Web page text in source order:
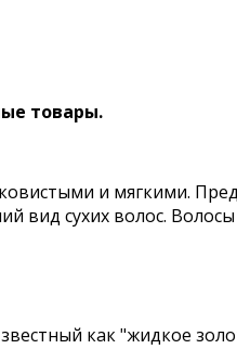
товары.
и мягкими.
вид сухих волос.
как "жидкое